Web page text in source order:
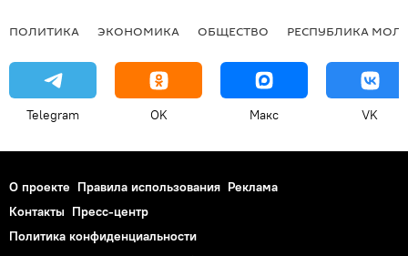
ПОЛИТИКА ЭКОНОМИКА ОБЩЕСТВО РЕСПУБЛИКА
Telegram OK Макс VK
О проекте Правила использования Реклама
Контакты Пресс-центр
Политика конфиденциальности